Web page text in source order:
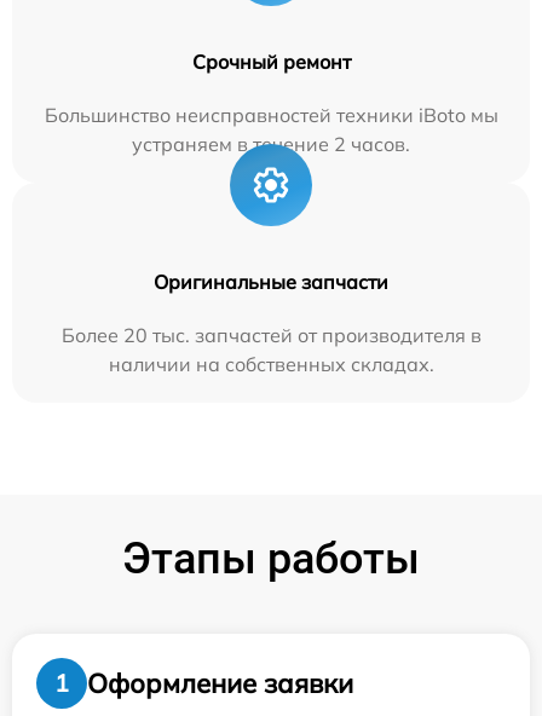
Срочный ремонт
Большинство неисправностей техники iBoto мы
устраняем в течение 2 часов.
Оригинальные запчасти
Более 20 тыс. запчастей от производителя в
наличии на собственных складах.
Этапы работы
1 Оформление заявки